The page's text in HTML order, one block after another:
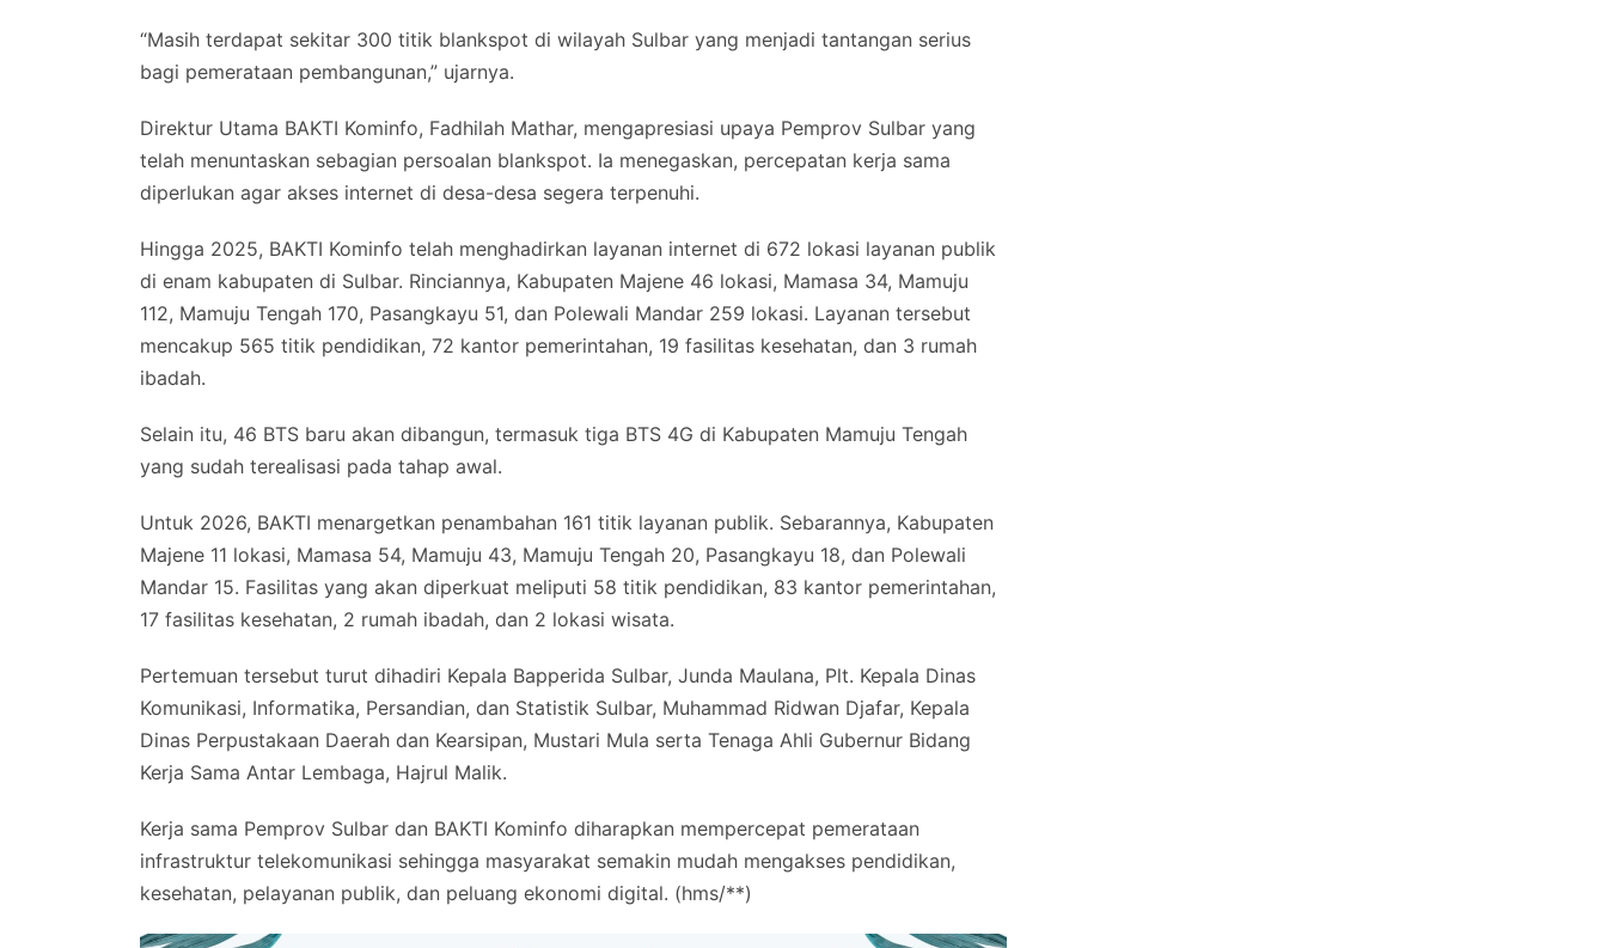
“Masih terdapat sekitar 300 titik blankspot di wilayah Sulbar yang menjadi tantangan serius
bagi pemerataan pembangunan,” ujarnya.
Direktur Utama BAKTI Kominfo, Fadhilah Mathar, mengapresiasi upaya Pemprov Sulbar yang
telah menuntaskan sebagian persoalan blankspot. Ia menegaskan, percepatan kerja sama
diperlukan agar akses internet di desa-desa segera terpenuhi.
Hingga 2025, BAKTI Kominfo telah menghadirkan layanan internet di 672 lokasi layanan publik
di enam kabupaten di Sulbar. Rinciannya, Kabupaten Majene 46 lokasi, Mamasa 34, Mamuju
112, Mamuju Tengah 170, Pasangkayu 51, dan Polewali Mandar 259 lokasi. Layanan tersebut
mencakup 565 titik pendidikan, 72 kantor pemerintahan, 19 fasilitas kesehatan, dan 3 rumah
ibadah.
Selain itu, 46 BTS baru akan dibangun, termasuk tiga BTS 4G di Kabupaten Mamuju Tengah
yang sudah terealisasi pada tahap awal.
Untuk 2026, BAKTI menargetkan penambahan 161 titik layanan publik. Sebarannya, Kabupaten
Majene 11 lokasi, Mamasa 54, Mamuju 43, Mamuju Tengah 20, Pasangkayu 18, dan Polewali
Mandar 15. Fasilitas yang akan diperkuat meliputi 58 titik pendidikan, 83 kantor pemerintahan,
17 fasilitas kesehatan, 2 rumah ibadah, dan 2 lokasi wisata.
Pertemuan tersebut turut dihadiri Kepala Bapperida Sulbar, Junda Maulana, Plt. Kepala Dinas
Komunikasi, Informatika, Persandian, dan Statistik Sulbar, Muhammad Ridwan Djafar, Kepala
Dinas Perpustakaan Daerah dan Kearsipan, Mustari Mula serta Tenaga Ahli Gubernur Bidang
Kerja Sama Antar Lembaga, Hajrul Malik.
Kerja sama Pemprov Sulbar dan BAKTI Kominfo diharapkan mempercepat pemerataan
infrastruktur telekomunikasi sehingga masyarakat semakin mudah mengakses pendidikan,
kesehatan, pelayanan publik, dan peluang ekonomi digital. (hms/**)